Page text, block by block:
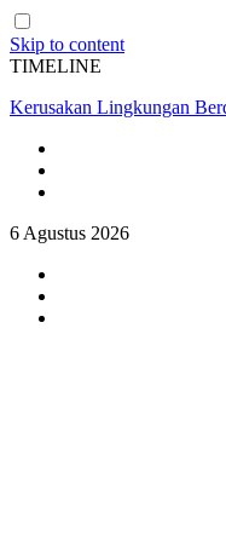
Skip to content
TIMELINE
Kerusakan Lingkungan
6 Agustus 2026